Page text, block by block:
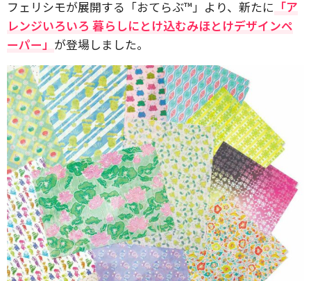
フェリシモが展開する「おてらぶ™」より、新たに 「ア
レンジいろいろ 暮らしにとけ込むみほとけデザインペ
ーパー」 が登場しました。